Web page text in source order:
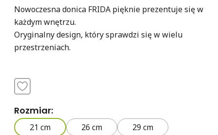
Nowoczesna donica FRIDA pięknie prezentuje się w
każdym wnętrzu.
Oryginalny design, który sprawdzi się w wielu
przestrzeniach.
Rozmiar:
21 cm 26 cm 29 cm